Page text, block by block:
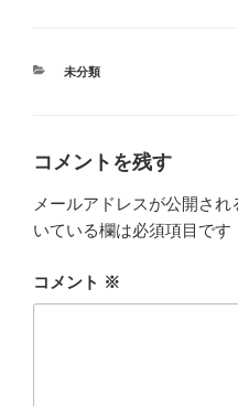
カ
未分類
コメントを残す
メールアドレスが公開され
いている欄は必須項目です
コメント ※